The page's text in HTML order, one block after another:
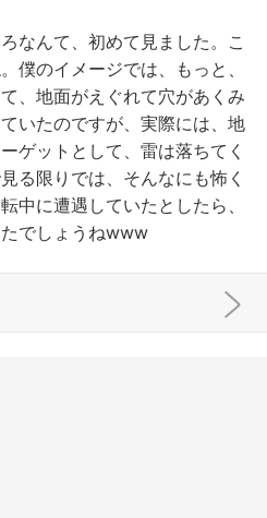
なんて、初めて見ました。こ
僕のイメージでは、もっと、
、地面がえぐれて穴があくみ
いたのですが、実際には、地
ゲットとして、雷は落ちてく
る限りでは、そんなにも怖く
中に遭遇していたとしたら、
でしょうねwww